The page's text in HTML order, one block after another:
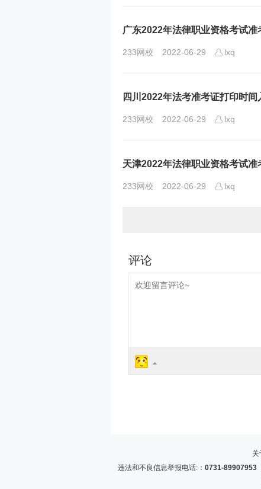
广东2022年法律职业资格考试准
233网校 2022-06-29 lxq
四川2022年法考准考证打印时
233网校 2022-06-29 lxq
天津2022年法律职业资格考试准
233网校 2022-06-29 lxq
关
违法和不良信息举报电话:： 0731-89907953